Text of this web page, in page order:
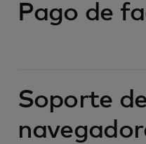
Pago de
Soporte